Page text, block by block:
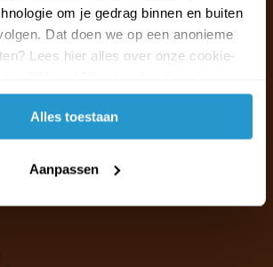
om je gedrag binnen en buiten
Dat doen we op een anonieme
Lees hier alles over onze cookie-
Alles toestaan
Aanpassen
Ma t/m vr van 09:30 - 16:00 telefonisch
& FAQ